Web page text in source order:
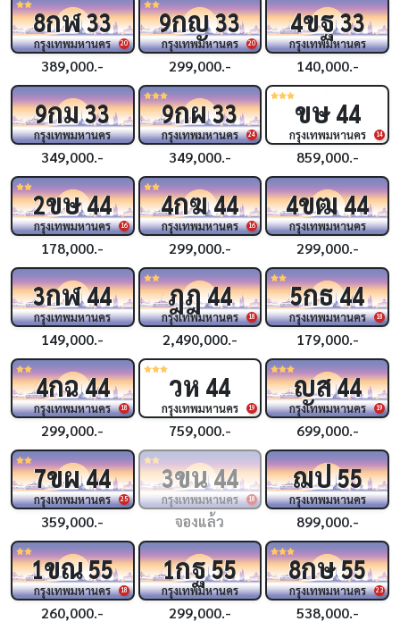
20
8กฬ33
กรุงเทพมหานคร
389,000.-
20
9กญ33
กรุงเทพมหานคร
299,000.-
4ขฐ33
กรุงเทพมหานคร
140,000.-
9กม33
กรุงเทพมหานคร
349,000.-
24
9กผ33
กรุงเทพมหานคร
349,000.-
14
ขษ44
กรุงเทพมหานคร
859,000.-
16
2ขษ44
กรุงเทพมหานคร
178,000.-
16
4กฆ44
กรุงเทพมหานคร
299,000.-
4ขฒ44
กรุงเทพมหานคร
299,000.-
3กฬ44
กรุงเทพมหานคร
149,000.-
18
ฎฎ44
กรุงเทพมหานคร
2,490,000.-
18
5กธ44
กรุงเทพมหานคร
179,000.-
18
4กฉ44
กรุงเทพมหานคร
299,000.-
19
วห 44
กรุงเทพมหานคร
759,000.-
19
ญส44
กรุงเทพมหานคร
699,000.-
25
7ขผ44
กรุงเทพมหานคร
359,000.-
18
3ขน44
กรุงเทพมหานคร
จองแล้ว
ฌป55
กรุงเทพมหานคร
899,000.-
18
1ขณ55
กรุงเทพมหานคร
260,000.-
1กฐ55
กรุงเทพมหานคร
299,000.-
23
8กษ55
กรุงเทพมหานคร
538,000.-